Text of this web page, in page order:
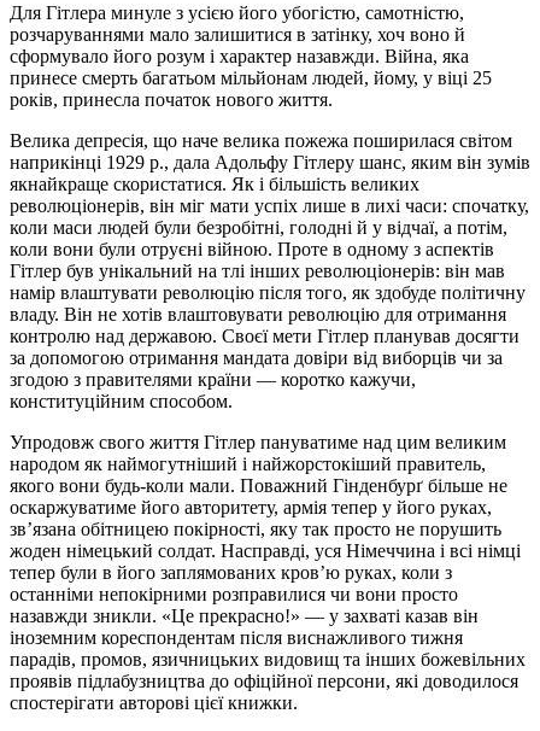
Для Гітлера минуле з усією його убогістю, самотністю,
розчаруваннями мало залишитися в затінку, хоч воно й
сформувало його розум і характер назавжди. Війна, яка
принесе смерть багатьом мільйонам людей, йому, у віці 25
років, принесла початок нового життя.
Велика депресія, що наче велика пожежа поширилася світом
наприкінці 1929 р., дала Адольфу Гітлеру шанс, яким він зумів
якнайкраще скористатися. Як і більшість великих
революціонерів, він міг мати успіх лише в лихі часи: спочатку,
коли маси людей були безробітні, голодні й у відчаї, а потім,
коли вони були отруєні війною. Проте в одному з аспектів
Гітлер був унікальний на тлі інших революціонерів: він мав
намір влаштувати революцію після того, як здобуде політичну
владу. Він не хотів влаштовувати революцію для отримання
контролю над державою. Своєї мети Гітлер планував досягти
за допомогою отримання мандата довіри від виборців чи за
згодою з правителями країни — коротко кажучи,
конституційним способом.
Упродовж свого життя Гітлер пануватиме над цим великим
народом як наймогутніший і найжорстокіший правитель,
якого вони будь-коли мали. Поважний Гінденбурґ більше не
оскаржуватиме його авторитету, армія тепер у його руках,
зв’язана обітницею покірності, яку так просто не порушить
жоден німецький солдат. Насправді, уся Німеччина і всі німці
тепер були в його заплямованих кров’ю руках, коли з
останніми непокірними розправилися чи вони просто
назавжди зникли. «Це прекрасно!» — у захваті казав він
іноземним кореспондентам після виснажливого тижня
парадів, промов, язичницьких видовищ та інших божевільних
проявів підлабузництва до офіційної персони, які доводилося
спостерігати авторові цієї книжки.